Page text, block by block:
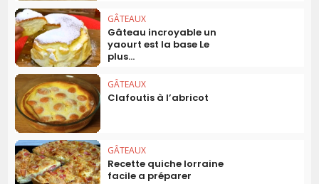
GÂTEAUX
Gâteau incroyable un
yaourt est la base Le
plus...
GÂTEAUX
Clafoutis à l’abricot
GÂTEAUX
Recette quiche lorraine
facile a préparer